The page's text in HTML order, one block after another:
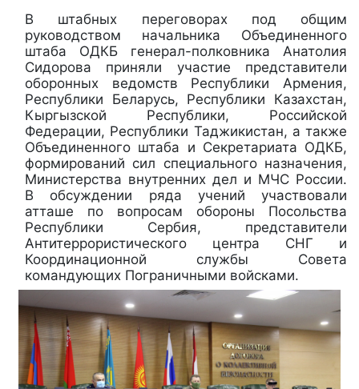
В штабных переговорах под общим
руководством начальника Объединенного
штаба ОДКБ генерал-полковника Анатолия
Сидорова приняли участие представители
оборонных ведомств Республики Армения,
Республики Беларусь, Республики Казахстан,
Кыргызской Республики, Российской
Федерации, Республики Таджикистан, а также
Объединенного штаба и Секретариата ОДКБ,
формирований сил специального назначения,
Министерства внутренних дел и МЧС России.
В обсуждении ряда учений участвовали
атташе по вопросам обороны Посольства
Республики Сербия, представители
Антитеррористического центра СНГ и
Координационной службы Совета
командующих Пограничными войсками.